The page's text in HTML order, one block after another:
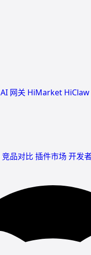
AI 网关 HiMarket HiClaw
竞品对比 插件市场 开发